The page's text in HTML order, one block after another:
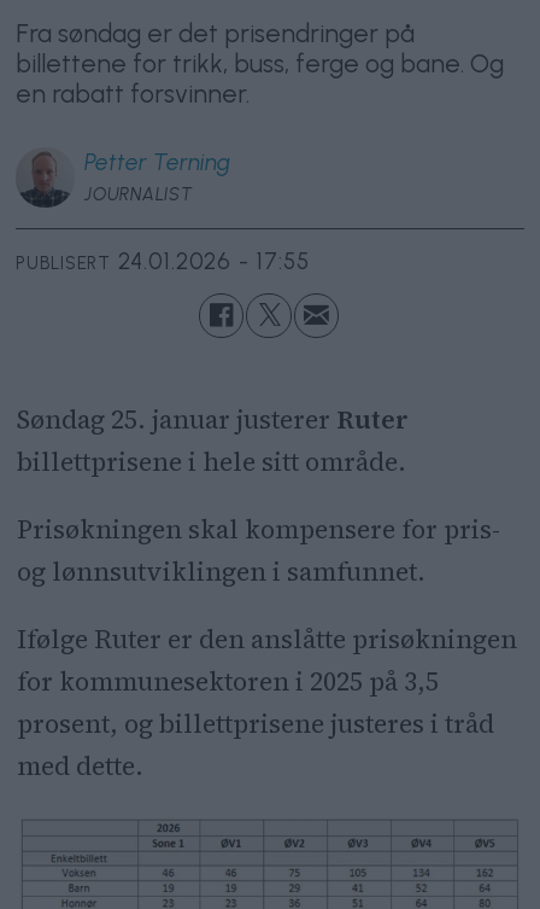
Fra søndag er det prisendringer på
billettene for trikk, buss, ferge og bane. Og
en rabatt forsvinner.
Petter Terning
JOURNALIST
PUBLISERT 24.01.2026 - 17:55
Søndag 25. januar justerer Ruter
billettprisene i hele sitt område.
Prisøkningen skal kompensere for pris-
og lønnsutviklingen i samfunnet.
Ifølge Ruter er den anslåtte prisøkningen
for kommunesektoren i 2025 på 3,5
prosent, og billettprisene justeres i tråd
med dette.